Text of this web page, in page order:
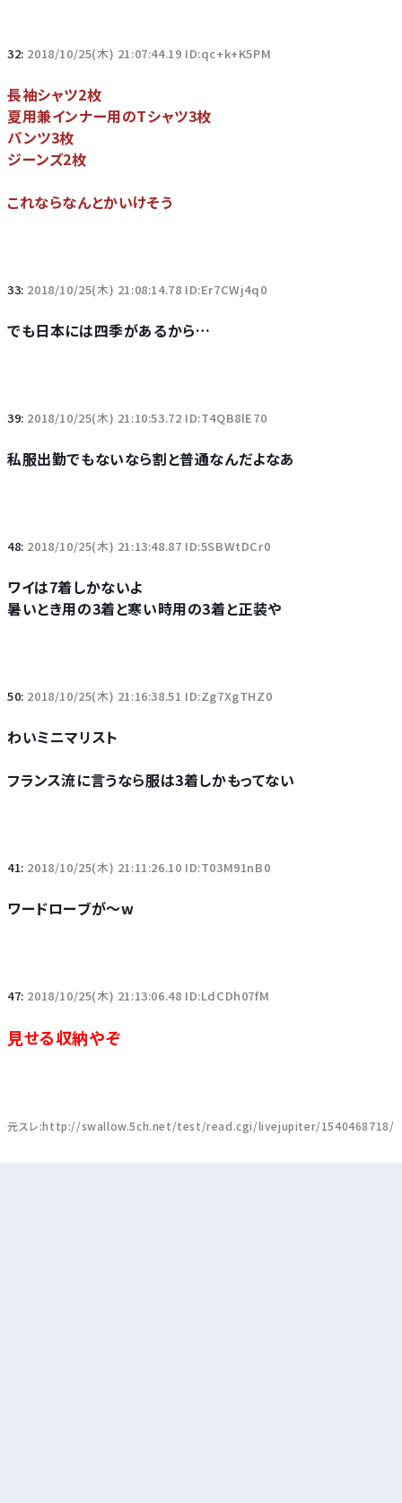
32: 2018/10/25(木) 21:07:44.19 ID:qc+k+K5PM
長袖シャツ2枚
夏用兼インナー用のTシャツ3枚
パンツ3枚
ジーンズ2枚
これならなんとかいけそう
33: 2018/10/25(木) 21:08:14.78 ID:Er7CWj4q0
でも日本には四季があるから…
39: 2018/10/25(木) 21:10:53.72 ID:T4QB8lE70
私服出勤でもないなら割と普通なんだよなあ
48: 2018/10/25(木) 21:13:48.87 ID:5SBWtDCr0
ワイは7着しかないよ
暑いとき用の3着と寒い時用の3着と正装や
50: 2018/10/25(木) 21:16:38.51 ID:Zg7XgTHZ0
わいミニマリスト
フランス流に言うなら服は3着しかもってない
41: 2018/10/25(木) 21:11:26.10 ID:T03M91nB0
ワードローブが～w
47: 2018/10/25(木) 21:13:06.48 ID:LdCDh07fM
見せる収納やぞ
元スレ:http://swallow.5ch.net/test/read.cgi/livejupiter/1540468718/